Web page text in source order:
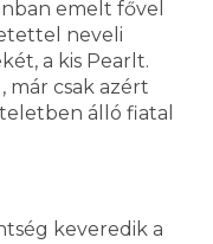
emelt fővel
neveli
a kis Pearlt.
már csak azért
álló fiatal
keveredik a